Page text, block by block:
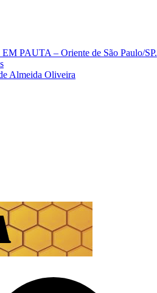
PAUTA – Oriente de São Paulo/SP.
Almeida Oliveira